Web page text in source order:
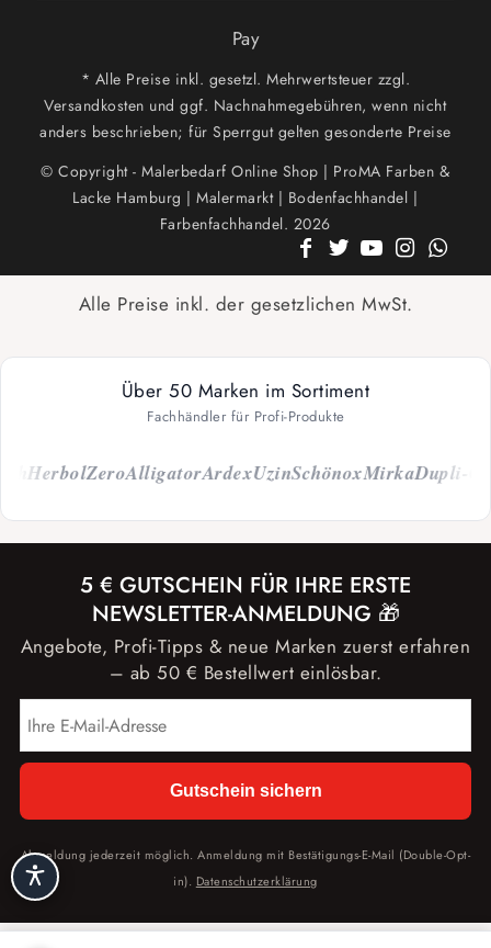
Pay
* Alle Preise inkl. gesetzl. Mehrwertsteuer zzgl.
Versandkosten und ggf. Nachnahmegebühren, wenn nicht
anders beschrieben; für Sperrgut gelten gesonderte Preise
© Copyright - Malerbedarf Online Shop | ProMA Farben &
Lacke Hamburg | Malermarkt | Bodenfachhandel |
Farbenfachhandel. 2026
Alle Preise inkl. der gesetzlichen MwSt.
Über 50 Marken im Sortiment
Fachhändler für Profi-Produkte
HerbolZeroAlligatorArdexUzinSchönoxMirkaDupli-
5 € GUTSCHEIN FÜR IHRE ERSTE
NEWSLETTER-ANMELDUNG 🎁
Angebote, Profi-Tipps & neue Marken zuerst erfahren
– ab 50 € Bestellwert einlösbar.
Gutschein sichern
Abmeldung jederzeit möglich. Anmeldung mit Bestätigungs-E-Mail (Double-Opt-
in). Datenschutzerklärung